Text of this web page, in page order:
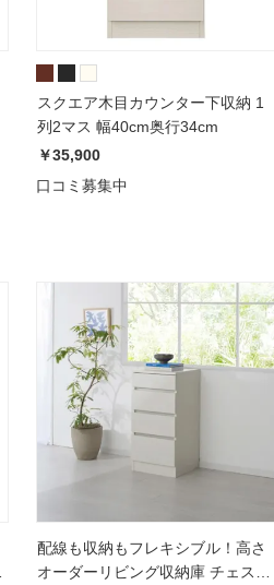
スクエア木目カウンター下収納 1
列2マス 幅40cm奥行34cm
￥35,900
口コミ募集中
配線も収納もフレキシブル！高さ
オーダーリビング収納庫 チェスト